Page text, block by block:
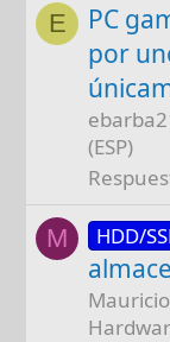
E
PC
por
(ESP)
M HDD/